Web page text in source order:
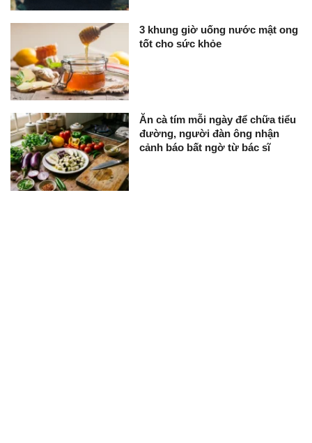
3 khung giờ uống nước mật ong
tốt cho sức khỏe
Ăn cà tím mỗi ngày để chữa tiểu
đường, người đàn ông nhận
cảnh báo bất ngờ từ bác sĩ